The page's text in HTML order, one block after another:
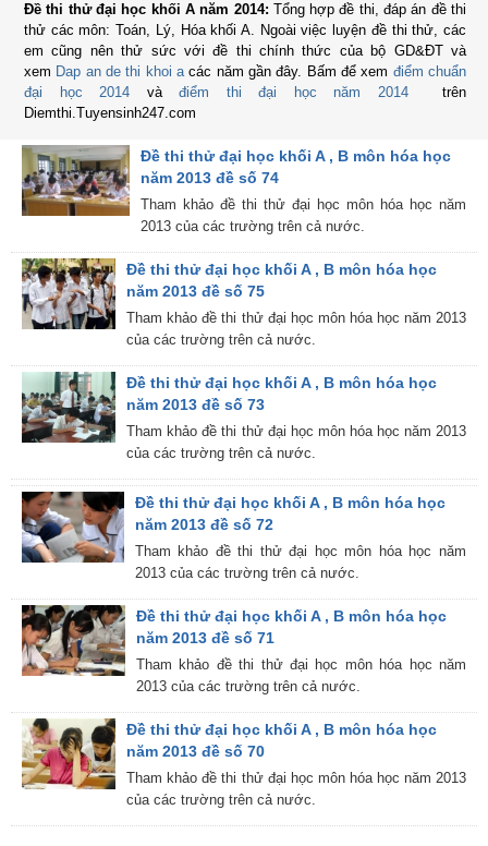
Đề thi thử đại học khối A năm 2014: Tổng hợp đề thi, đáp án đề thi
thử các môn: Toán, Lý, Hóa khối A. Ngoài việc luyện đề thi thử, các
em cũng nên thử sức với đề thi chính thức của bộ GD&ĐT và
xem Dap an de thi khoi acác năm gần đây. Bấm để xem điểm chuẩn
đại học 2014 vàđiểm thi đại học năm 2014trên
Diemthi.Tuyensinh247.com
Đề thi thử đại học khối A , B môn hóa học
năm 2013 đề số 74
Tham khảo đề thi thử đại học môn hóa học năm
2013 của các trường trên cả nước.
Đề thi thử đại học khối A , B môn hóa học
năm 2013 đề số 75
Tham khảo đề thi thử đại học môn hóa học năm 2013
của các trường trên cả nước.
Đề thi thử đại học khối A , B môn hóa học
năm 2013 đề số 73
Tham khảo đề thi thử đại học môn hóa học năm 2013
của các trường trên cả nước.
Đề thi thử đại học khối A , B môn hóa học
năm 2013 đề số 72
Tham khảo đề thi thử đại học môn hóa học năm
2013 của các trường trên cả nước.
Đề thi thử đại học khối A , B môn hóa học
năm 2013 đề số 71
Tham khảo đề thi thử đại học môn hóa học năm
2013 của các trường trên cả nước.
Đề thi thử đại học khối A , B môn hóa học
năm 2013 đề số 70
Tham khảo đề thi thử đại học môn hóa học năm 2013
của các trường trên cả nước.